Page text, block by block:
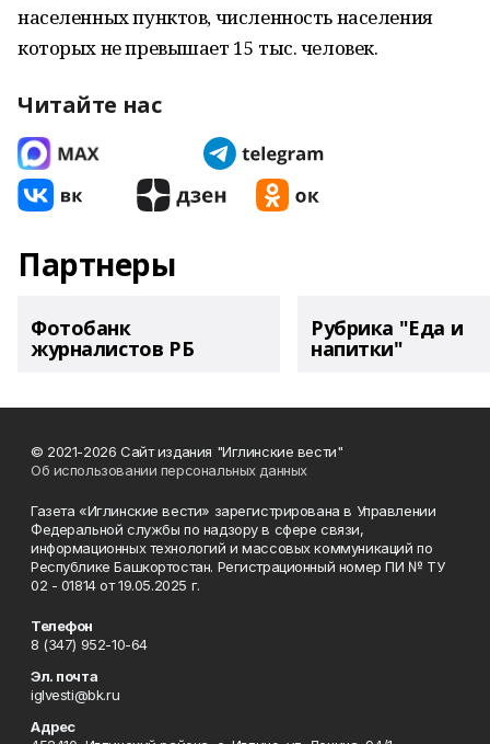
населенных пунктов, численность населения
которых не превышает 15 тыс. человек.
Читайте нас
Партнеры
Фотобанк
журналистов РБ
Рубрика "Еда и
напитки"
© 2021-2026 Сайт издания "Иглинские вести"
Об использовании персональных данных
Газета «Иглинские вести» зарегистрирована в Управлении
Федеральной службы по надзору в сфере связи,
информационных технологий и массовых коммуникаций по
Республике Башкортостан. Регистрационный номер ПИ № ТУ
02 - 01814 от 19.05.2025 г.
Телефон
8 (347) 952-10-64
Эл. почта
iglvesti@bk.ru
Адрес